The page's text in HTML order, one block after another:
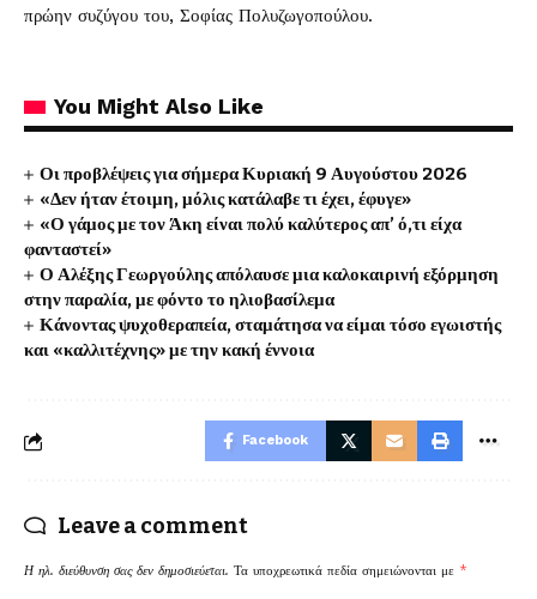
πρώην συζύγου του, Σοφίας Πολυζωγοπούλου.
You Might Also Like
Οι προβλέψεις για σήμερα Κυριακή 9 Αυγούστου 2026
«Δεν ήταν έτοιμη, μόλις κατάλαβε τι έχει, έφυγε»
«Ο γάμος με τον Άκη είναι πολύ καλύτερος απ’ ό,τι είχα
φανταστεί»
Ο Αλέξης Γεωργούλης απόλαυσε μια καλοκαιρινή εξόρμηση
στην παραλία, με φόντο το ηλιοβασίλεμα
Κάνοντας ψυχοθεραπεία, σταμάτησα να είμαι τόσο εγωιστής
και «καλλιτέχνης» με την κακή έννοια
Facebook
Leave a comment
Η ηλ. διεύθυνση σας δεν δημοσιεύεται. Τα υποχρεωτικά πεδία σημειώνονται με *